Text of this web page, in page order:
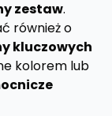
zestaw.
również o
kluczowych
kolorem lub